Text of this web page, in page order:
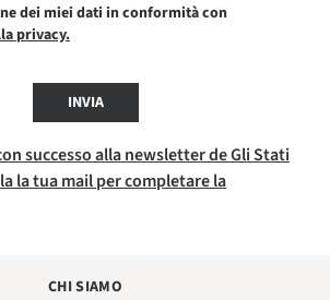
dei miei dati in conformità con
privacy.
INVIA
successo alla newsletter de Gli Stati
la tua mail per completare la
CHI SIAMO